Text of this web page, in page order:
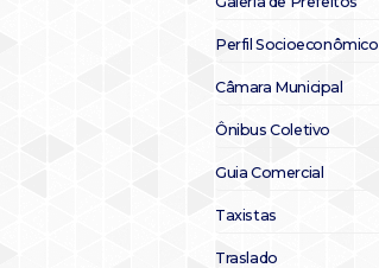
Perfil Socioeconômico
Câmara Municipal
Ônibus Coletivo
Guia Comercial
Taxistas
Traslado